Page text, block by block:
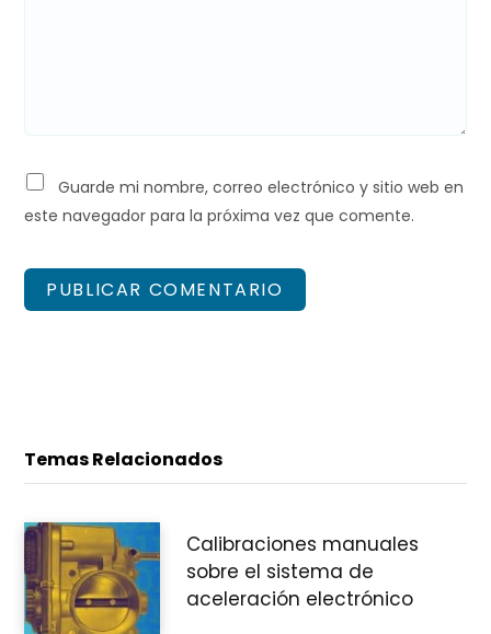
Guarde mi nombre, correo electrónico y sitio web en
este navegador para la próxima vez que comente.
Temas Relacionados
Calibraciones manuales
sobre el sistema de
aceleración electrónico